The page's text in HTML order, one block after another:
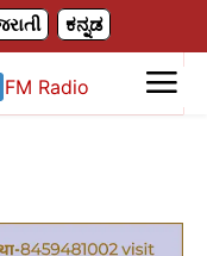
ಕನ್ನಡ
FM Radio